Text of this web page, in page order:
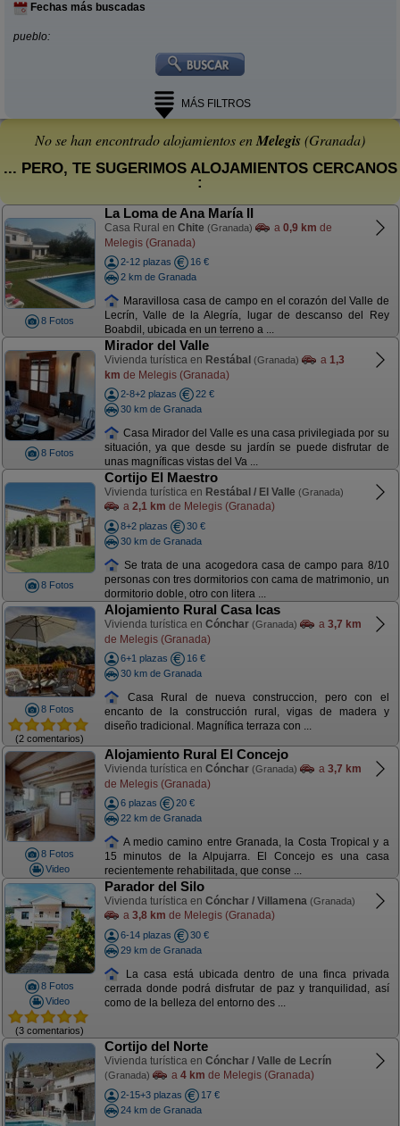
Fechas más buscadas
pueblo:
MÁS FILTROS
No se han encontrado alojamientos enMelegis(Granada)
... PERO, TE SUGERIMOS ALOJAMIENTOS CERCANOS
:
8 Fotos
La Loma de Ana María II
Casa Rural en Chite (Granada) a 0,9 km de
Melegis (Granada)
2-12 plazas
16 €
2 km de Granada
Maravillosa casa de campo en el corazón del Valle de
Lecrín, Valle de la Alegría, lugar de descanso del Rey
Boabdil, ubicada en un terreno a ...
8 Fotos
Mirador del Valle
Vivienda turística en Restábal (Granada) a 1,3
km de Melegis (Granada)
2-8+2 plazas
22 €
30 km de Granada
Casa Mirador del Valle es una casa privilegiada por su
situación, ya que desde su jardín se puede disfrutar de
unas magníficas vistas del Va ...
8 Fotos
Cortijo El Maestro
Vivienda turística en Restábal / El Valle (Granada)
a 2,1 km de Melegis (Granada)
8+2 plazas
30 €
30 km de Granada
Se trata de una acogedora casa de campo para 8/10
personas con tres dormitorios con cama de matrimonio, un
dormitorio doble, otro con litera ...
8 Fotos
(2 comentarios)
Alojamiento Rural Casa Icas
Vivienda turística en Cónchar (Granada) a 3,7 km
de Melegis (Granada)
6+1 plazas
16 €
30 km de Granada
Casa Rural de nueva construccion, pero con el
encanto de la construcción rural, vigas de madera y
diseño tradicional. Magnífica terraza con ...
8 Fotos
Video
Alojamiento Rural El Concejo
Vivienda turística en Cónchar (Granada) a 3,7 km
de Melegis (Granada)
6 plazas
20 €
22 km de Granada
A medio camino entre Granada, la Costa Tropical y a
15 minutos de la Alpujarra. El Concejo es una casa
recientemente rehabilitada, que conse ...
8 Fotos
Video
(3 comentarios)
Parador del Silo
Vivienda turística en Cónchar / Villamena (Granada)
a 3,8 km de Melegis (Granada)
6-14 plazas
30 €
29 km de Granada
La casa está ubicada dentro de una finca privada
cerrada donde podrá disfrutar de paz y tranquilidad, así
como de la belleza del entorno des ...
Cortijo del Norte
Vivienda turística en Cónchar / Valle de Lecrín
(Granada) a 4 km de Melegis (Granada)
2-15+3 plazas
17 €
24 km de Granada